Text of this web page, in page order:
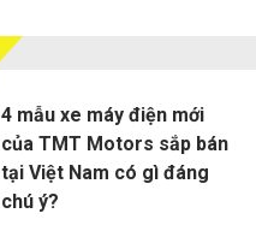
4 mẫu xe máy điện mới
của TMT Motors sắp bán
tại Việt Nam có gì đáng
chú ý?